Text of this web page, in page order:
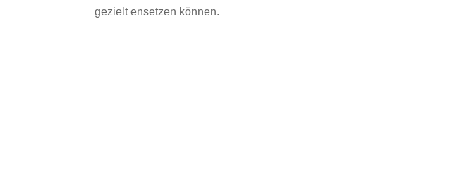
gezielt ensetzen können.